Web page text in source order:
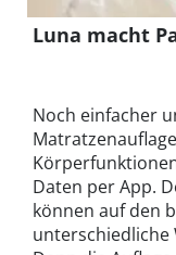
Luna macht
Noch einfacher
Matratzenauflage
Daten per App.
können auf den
unterschiedliche